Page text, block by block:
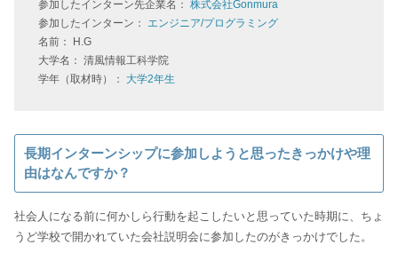
参加したインターン先企業名： 株式会社Gonmura
参加したインターン： エンジニア/プログラミング
名前： H.G
大学名： 清風情報工科学院
学年（取材時）： 大学2年生
長期インターンシップに参加しようと思ったきっかけや理
由はなんですか？
社会人になる前に何かしら行動を起こしたいと思っていた時期に、ちょ
うど学校で開かれていた会社説明会に参加したのがきっかけでした。